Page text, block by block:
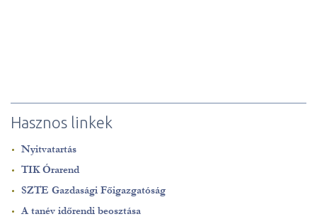
Hasznos linkek
Nyitvatartás
TIK Órarend
SZTE Gazdasági Főigazgatóság
A tanév időrendi beosztása